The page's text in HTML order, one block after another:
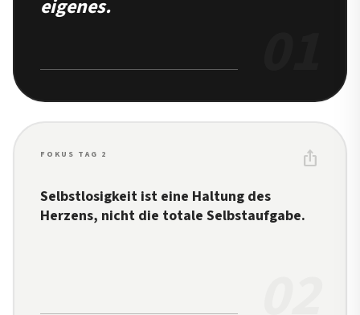
eigenes.
FOKUS TAG 2 ios_share
Selbstlosigkeit ist eine Haltung des
Herzens, nicht die totale Selbstaufgabe.